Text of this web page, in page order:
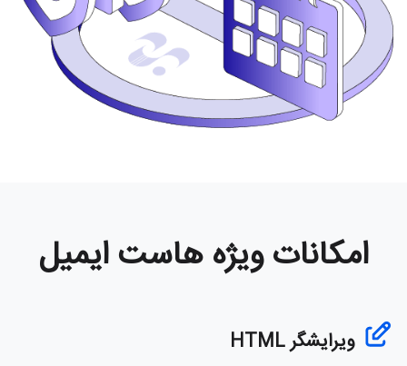
امکانات ویژه هاست ایمیل
ویرایشگر HTML